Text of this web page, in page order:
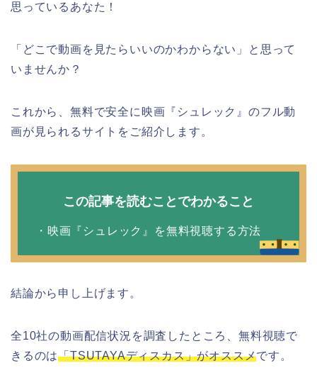
思っているあなた！
「どこで動画を見たらいいのかわからない」と思って
いませんか？
これから、無料で安全に映画『シュレック』のフル動
画が見られるサイトをご紹介します。
この記事を読むことでわかること
・映画『シュレック』を無料視聴する方法
結論から申し上げます。
全10社の動画配信状況を調査したところ、無料視聴で
きるのは「TSUTAYAディスカス」がオススメです。